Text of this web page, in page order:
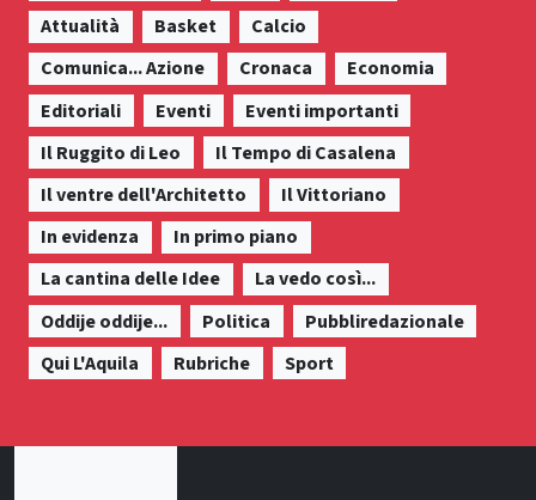
Attualità
Basket
Calcio
Comunica... Azione
Cronaca
Economia
Editoriali
Eventi
Eventi importanti
Il Ruggito di Leo
Il Tempo di Casalena
Il ventre dell'Architetto
Il Vittoriano
In evidenza
In primo piano
La cantina delle Idee
La vedo così...
Oddije oddije...
Politica
Pubbliredazionale
Qui L'Aquila
Rubriche Sport